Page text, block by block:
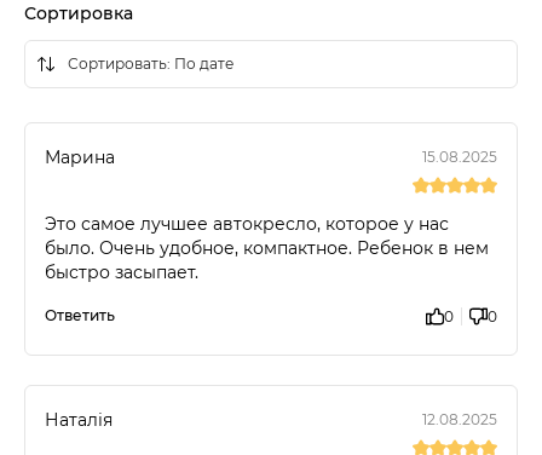
Сортировка
Марина 15.08.2025
Это самое лучшее автокресло, которое у нас
было. Очень удобное, компактное. Ребенок в нем
быстро засыпает.
Ответить 0 0
Наталія 12.08.2025